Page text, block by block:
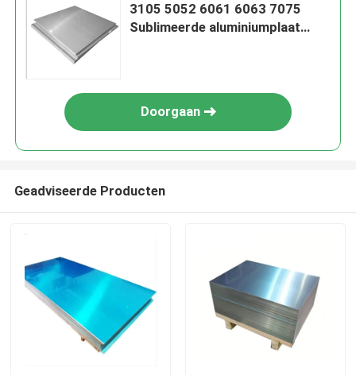
3105 5052 6061 6063 7075
Sublimeerde aluminiumplaat
Doorgaan
Geadviseerde Producten